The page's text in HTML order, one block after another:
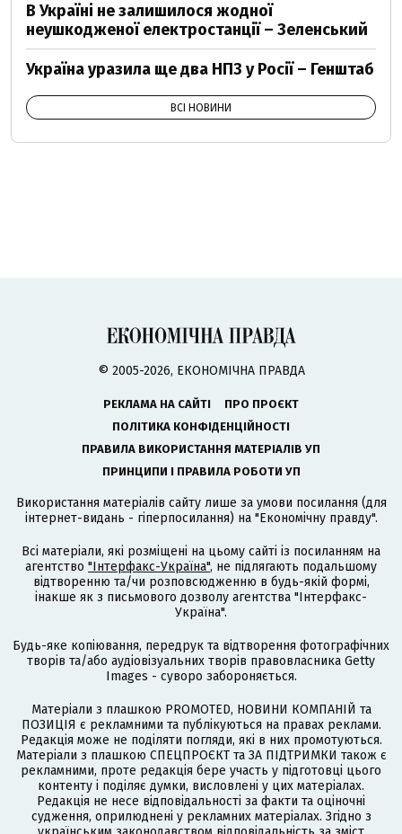
В Україні не залишилося жодної
неушкодженої електростанції – Зеленський
Україна уразила ще два НПЗ у Росії – Генштаб
ВСІ НОВИНИ
© 2005-2026, ЕКОНОМІЧНА ПРАВДА
РЕКЛАМА НА САЙТІ
ПРО ПРОЄКТ
ПОЛІТИКА КОНФІДЕНЦІЙНОСТІ
ПРАВИЛА ВИКОРИСТАННЯ МАТЕРІАЛІВ УП
ПРИНЦИПИ І ПРАВИЛА РОБОТИ УП
Використання матеріалів сайту лише за умови посилання (для
інтернет-видань - гіперпосилання) на "Економічну правду".
Всі матеріали, які розміщені на цьому сайті із посиланням на
агентство "Інтерфакс-Україна", не підлягають подальшому
відтворенню та/чи розповсюдженню в будь-якій формі,
інакше як з письмового дозволу агентства "Інтерфакс-
Україна".
Будь-яке копіювання, передрук та відтворення фотографічних
творів та/або аудіовізуальних творів правовласника Getty
Images - суворо забороняється.
Матеріали з плашкою PROMOTED, НОВИНИ КОМПАНІЙ та
ПОЗИЦІЯ є рекламними та публікуються на правах реклами.
Редакція може не поділяти погляди, які в них промотуються.
Матеріали з плашкою СПЕЦПРОЄКТ та ЗА ПІДТРИМКИ також є
рекламними, проте редакція бере участь у підготовці цього
контенту і поділяє думки, висловлені у цих матеріалах.
Редакція не несе відповідальності за факти та оціночні
судження, оприлюднені у рекламних матеріалах. Згідно з